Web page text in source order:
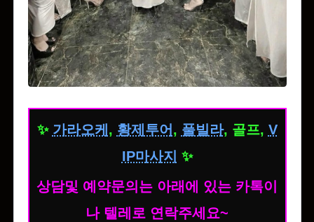
✨ 가라오케 , 황제투어 , 풀빌라, 골프, V
IP마사지 ✨
상담및 예약문의는 아래에 있는 카톡이
나 텔레로 연락주세요~